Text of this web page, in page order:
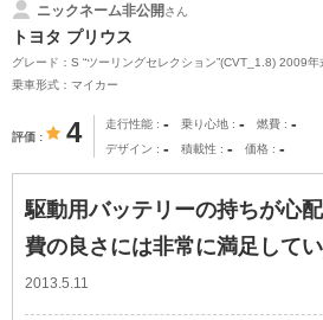
ニックネーム非公開さん
トヨタ プリウス
グレード：S “ツーリングセレクション”(CVT_1.8) 2009年
乗車形式：マイカー
評価 4 走行性能 - 乗り心地 - 燃費 -
デザイン - 積載性 - 価格 -
駆動用バッテリーの持ちが心
費の良さには非常に満足してい
2013.5.11